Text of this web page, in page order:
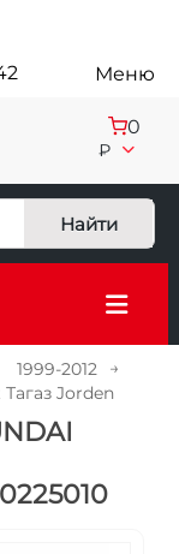
Меню
0
₽
Найти
1999-2012
Jorden